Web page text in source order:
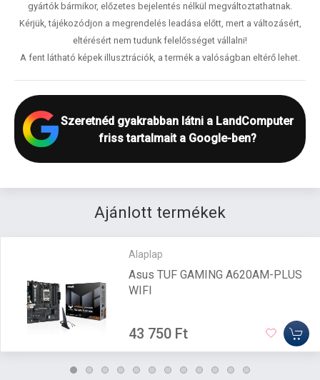
gyártók bármikor, előzetes bejelentés nélkül megváltoztathatnak.
Kérjük, tájékozódjon a megrendelés leadása előtt, mert a változásért,
eltérésért nem tudunk felelősséget vállalni!
A fent látható képek illusztrációk, a termék a valóságban eltérő lehet.
Szeretnéd gyakrabban látni a LandComputer
friss tartalmait a Google-ben?
Ajánlott termékek
Alaplap
Asus TUF GAMING A620AM-PLUS
WIFI
43 750 Ft